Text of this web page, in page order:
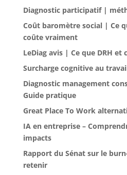
Diagnostic participatif |
Coût baromètre social | Ce
coûte vraiment
LeDiag avis | Ce que DRH
Surcharge cognitive au
Diagnostic management
Guide pratique
Great Place To Work
IA en entreprise –
impacts
Rapport du Sénat sur le
retenir